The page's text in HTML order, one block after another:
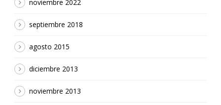
noviembre 2022
septiembre 2018
agosto 2015
diciembre 2013
noviembre 2013